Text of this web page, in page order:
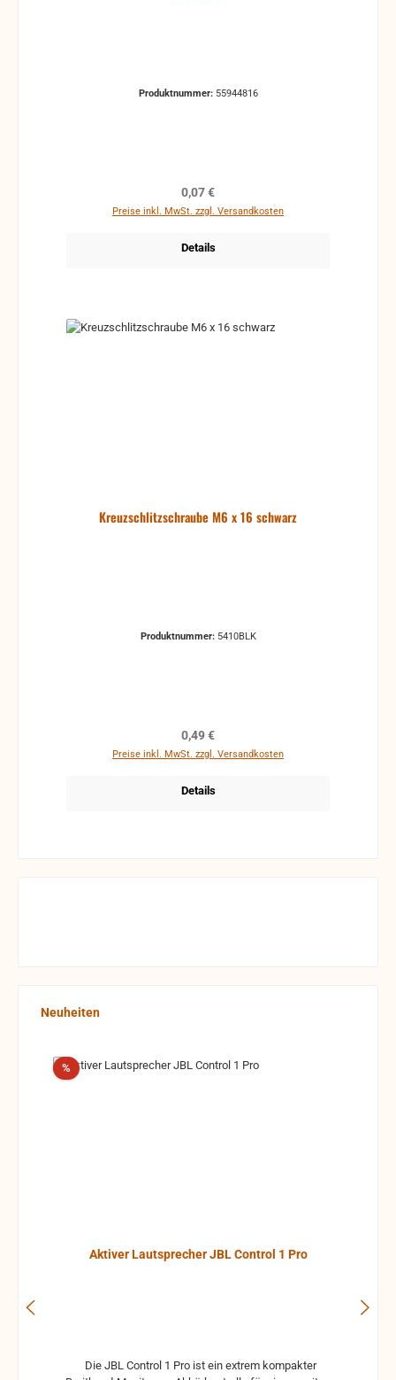
Produktnummer: 55944816
Regulärer Preis:
0,07 €
Preise inkl. MwSt. zzgl. Versandkosten
Details
Kreuzschlitzschraube M6 x 16 schwarz
Produktnummer: 5410BLK
Regulärer Preis:
0,49 €
Preise inkl. MwSt. zzgl. Versandkosten
Details
Produktgalerie überspringen
Neuheiten
%Rabatt
Aktiver Lautsprecher JBL Control 1 Pro